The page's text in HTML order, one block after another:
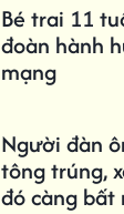
Bé trai 11
đoàn hành
mạng
Người đàn
tông trúng,
đó càng bất